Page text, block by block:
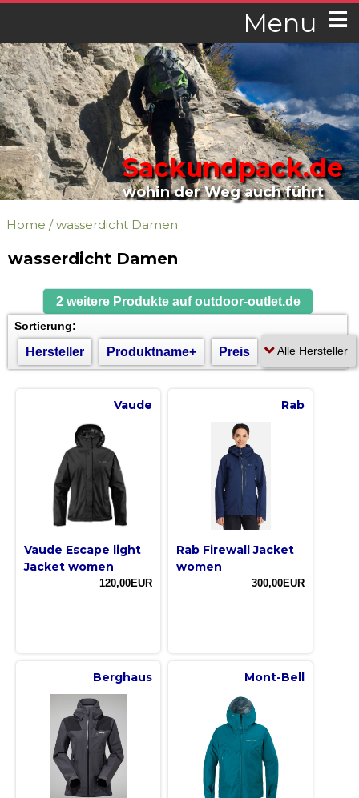
Menu
Sackundpack.de
wohin der Weg auch führt
Home /wasserdicht Damen
wasserdicht Damen
2 weitere Produkte auf outdoor-outlet.de
Sortierung:
Hersteller Produktname+ Preis
Vaude
Vaude Escape light
Jacket women
120,00EUR
Rab
Rab Firewall Jacket
women
300,00EUR
Berghaus Mont-Bell